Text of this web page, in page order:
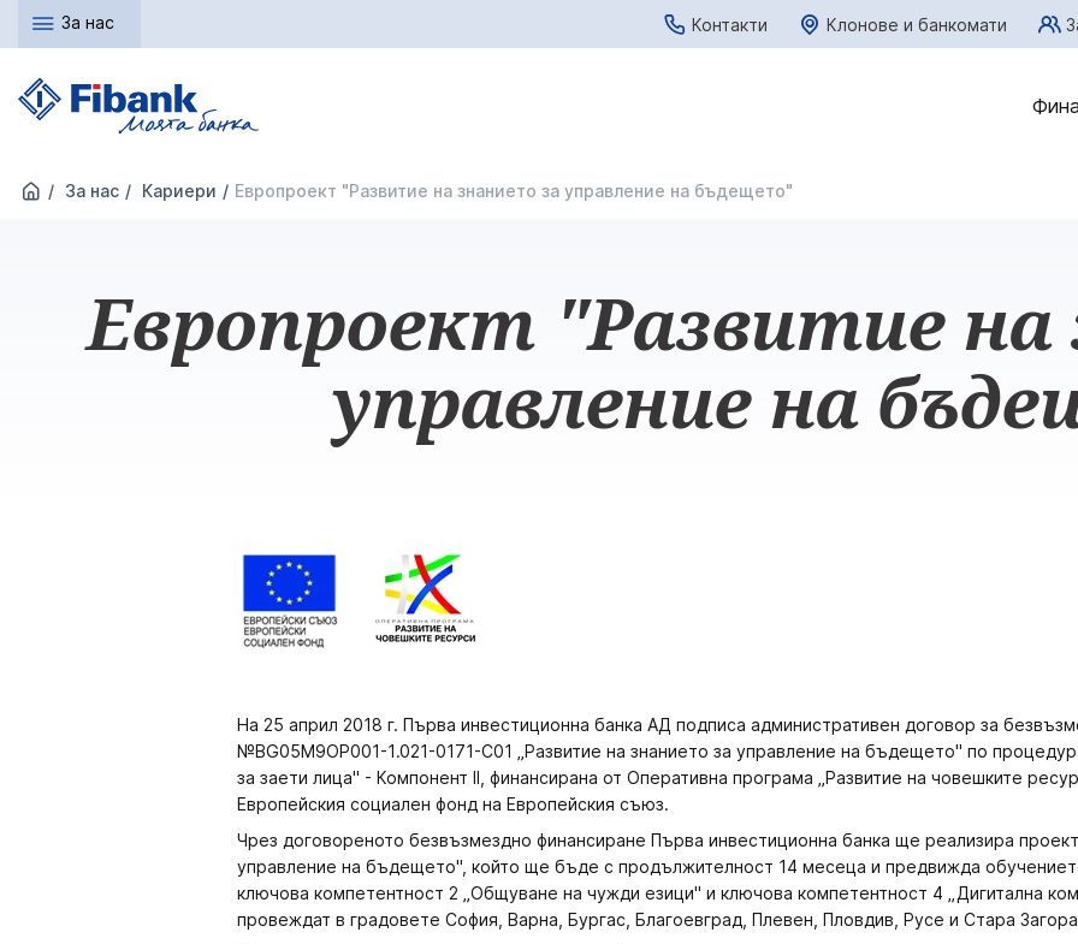
За нас Контакти Клонове и банкомати
За нас Кариери Европроект "Развитие на знанието за управление на бъдещето"
Европроект "Развитие на
управление на
На 25 април 2018 г. Първа инвестиционна банка АД подписа административен договор за
№BG05M9OP001-1.021-0171-С01 „Развитие на знанието за управление на бъдещето" по
за заети лица" - Компонент II, финансирана от Оперативна програма „Развитие на човешките
Европейския социален фонд на Европейския съюз.
Чрез договореното безвъзмездно финансиране Първа инвестиционна банка ще реализира проект
управление на бъдещето", който ще бъде с продължителност 14 месеца и предвижда
ключова компетентност 2 „Общуване на чужди езици" и ключова компетентност 4 „Дигитална
провеждат в градовете София, Варна, Бургас, Благоевград, Плевен, Пловдив, Русе и Стара